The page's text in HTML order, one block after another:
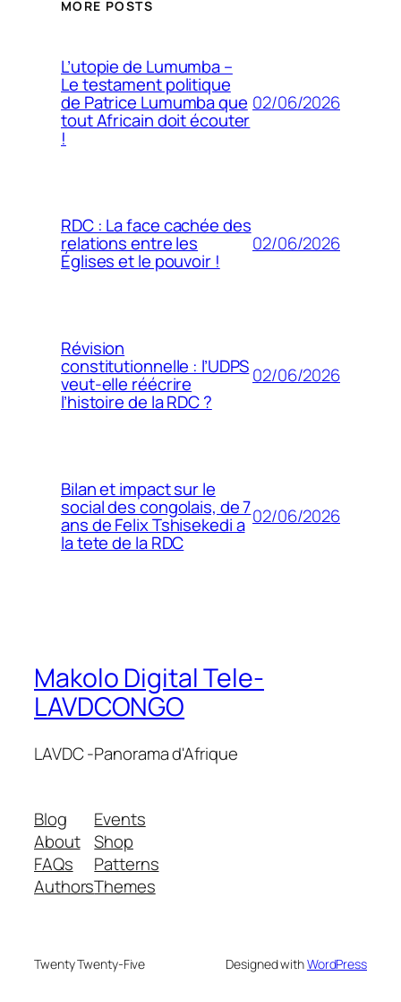
MORE POSTS
L’utopie de Lumumba –
Le testament politique
de Patrice Lumumba que
tout Africain doit écouter
!
02/06/2026
RDC : La face cachée des
relations entre les
Églises et le pouvoir !
02/06/2026
Révision
constitutionnelle : l’UDPS
veut-elle réécrire
l’histoire de la RDC ?
02/06/2026
Bilan et impact sur le
social des congolais, de 7
ans de Felix Tshisekedi a
la tete de la RDC
02/06/2026
Makolo Digital Tele-
LAVDCONGO
LAVDC -Panorama d'Afrique
Blog
About
FAQs
Authors
Events
Shop
Patterns
Themes
Twenty Twenty-Five Designed withWordPress